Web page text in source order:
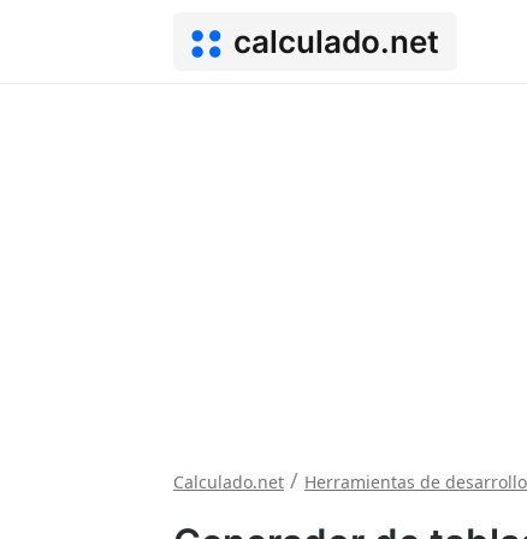
calculado.net
Calculado.net / Herramientas de desarrollo